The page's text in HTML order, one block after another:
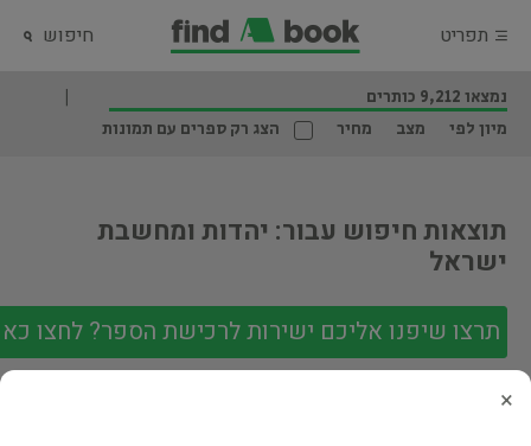
תפריט חיפוש
נמצאו 9,212 כותרים
מיון לפי
מצב מחיר הצג רק ספרים עם תמונות
תוצאות חיפוש עבור: יהדות ומחשבת
ישראל
תרצו שיפנו אליכם ישירות לרכישת הספר? לחצו
×